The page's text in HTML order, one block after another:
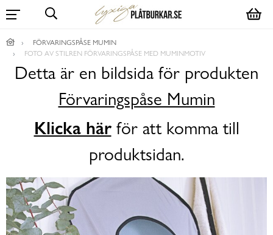
FÖRVARINGSPÅSE MUMIN
FOTO AV STILREN FÖRVARINGSPÅSE MED MUMINMOTIV
Detta är en bildsida för produkten
Förvaringspåse Mumin
Klicka härför att komma till
produktsidan.